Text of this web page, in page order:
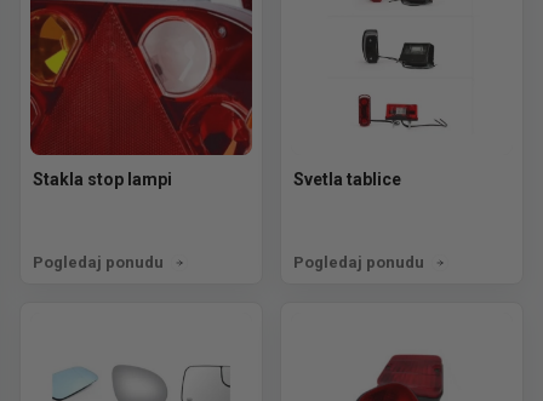
Stakla stop lampi
Pogledaj ponudu
Svetla tablice
Pogledaj ponudu